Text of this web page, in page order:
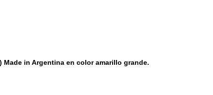
in Argentina en color amarillo grande.